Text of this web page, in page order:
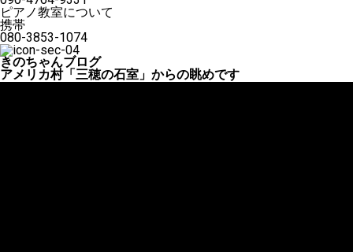
ピアノ教室について
携帯
080-3853-1074
きのちゃんブログ
アメリカ村「三穂の石室」からの眺めです